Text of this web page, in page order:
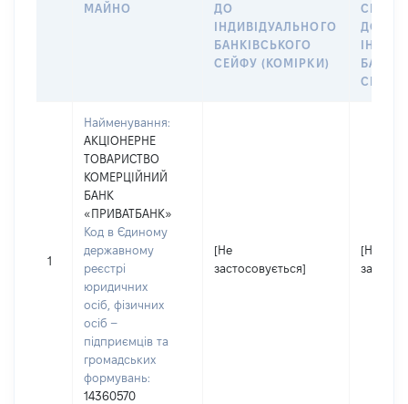
МАЙНО
ДО
ІНДИВІДУАЛЬНОГО
БАНКІВСЬКОГО
СЕЙФУ (КОМІРКИ)
СІМ’Ї
СЕЙФУ
1
Найменування:
АКЦІОНЕРНЕ
ТОВАРИСТВО
КОМЕРЦІЙНИЙ
БАНК
«ПРИВАТБАНК»
Код в Єдиному
державному
реєстрі
юридичних
осіб, фізичних
осіб –
підприємців та
громадських
формувань:
14360570
[Не
застосовується]
[Не